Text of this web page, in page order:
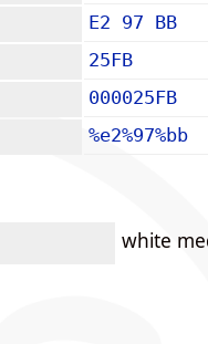
E2 97 BB
25FB
000025FB
%e2%97%bb
white